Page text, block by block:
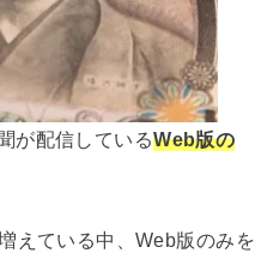
が配信しているWeb版の
えている中、Web版のみを